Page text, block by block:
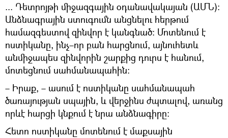
... Դետրոյթի միջազգային օդանավակայան (ԱՄՆ)։
Անձնագրային ստուգումն անցնելու հերթում
համազգեստով զինվոր է կանգնած։ Մոտենում է
ոստիկանը, ինչ–որ բան հարցնում, այնուհետև
անմիջապես զինվորին շարքից դուրս է հանում,
մոտեցնում սահմանապահին։
– Իրաք, – ասում է ոստիկանը սահմանապահ
ծառայության սպային, և վերջինս ժպտալով, առանց
որևէ հարցի կնքում է նրա անձնագիրը։
Հետո ոստիկանը մոտենում է մաքսային